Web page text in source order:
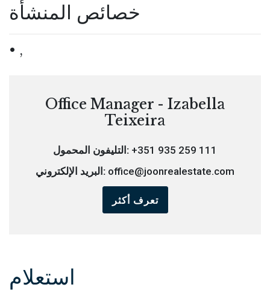
خصائص المنشأة
,
Office Manager - Izabella
Teixeira
التليفون المحمول: +351 935 259 111
البريد الإلكتروني: office@joonrealestate.com
تعرف أكثر
استعلام